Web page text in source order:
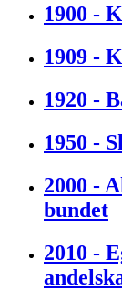
1900 -
1909 -
1920 -
1950 -
2000 -
bundet
2010 -